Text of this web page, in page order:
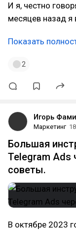
И я, честно
месяцев назад я
Показать
2
Игорь
Маркетинг
Большая
Telegram Ads
советы.
В октябре 2023